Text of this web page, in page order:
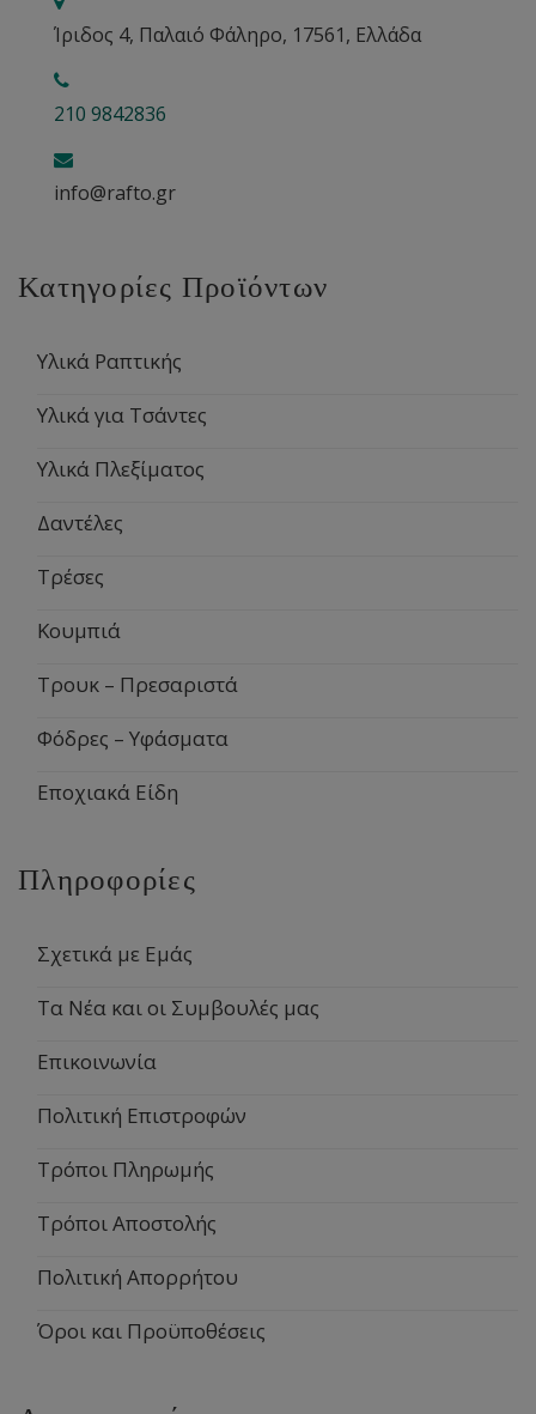
Ίριδος 4, Παλαιό Φάληρο, 17561, Ελλάδα
210 9842836
info@rafto.gr
Κατηγορίες Προϊόντων
Υλικά Ραπτικής
Υλικά για Τσάντες
Υλικά Πλεξίματος
Δαντέλες
Τρέσες
Κουμπιά
Τρουκ – Πρεσαριστά
Φόδρες – Υφάσματα
Εποχιακά Είδη
Πληροφορίες
Σχετικά με Εμάς
Τα Νέα και οι Συμβουλές μας
Επικοινωνία
Πολιτική Επιστροφών
Τρόποι Πληρωμής
Τρόποι Αποστολής
Πολιτική Απορρήτου
Όροι και Προϋποθέσεις